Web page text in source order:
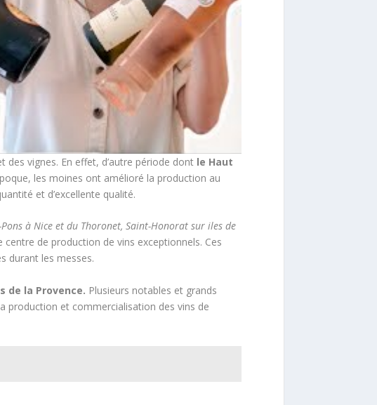
des vignes. En effet, d’autre période dont le Haut
les moines ont amélioré la production au
et d’excellente qualité.
à Nice et du Thoronet, Saint-Honorat sur iles de
de production de vins exceptionnels. Ces
durant les messes.
de la Provence. Plusieurs notables et grands
production et commercialisation des vins de